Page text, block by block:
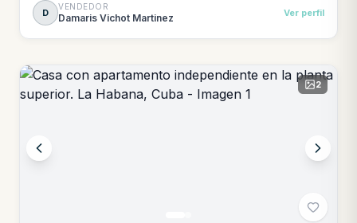
D
VENDEDOR
Damaris Vichot Martinez Ver perfil
2